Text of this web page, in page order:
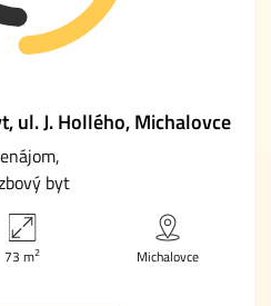
ul. J. Hollého, Michalovce
byt
73 m2 Michalovce